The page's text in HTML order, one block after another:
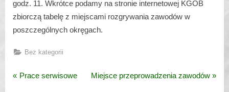
godz. 11. Wkrótce podamy na stronie internetowej KGOB
zbiorczą tabelę z miejscami rozgrywania zawodów w
poszczególnych okręgach.
Bez kategorii
Nawigacja
P
Prace serwisowe
N
Miejsce przeprowadzenia zawodów